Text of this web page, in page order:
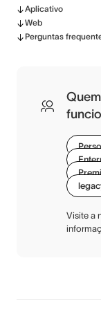
Aplicativo
Web
Perguntas
Visite a